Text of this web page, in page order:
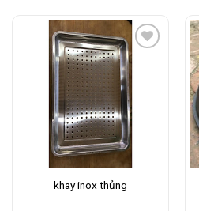
Add to
Wishlist
khay inox thủng